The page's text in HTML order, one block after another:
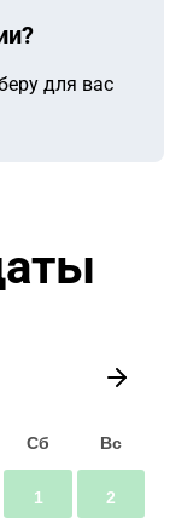
для вас
Сб Вс
1 2